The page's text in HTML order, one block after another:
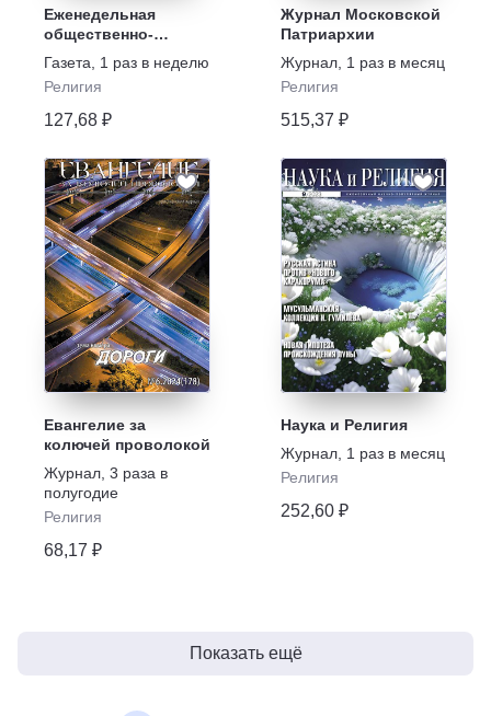
Еженедельная
общественно-
православная газета
"Фавор"
Газета
1 раз в неделю
Религия
127,68 ₽
Журнал Московской
Патриархии
Журнал 1 раз в месяц
Религия
515,37 ₽
Евангелие за
колючей проволокой
Журнал 3 раза в
полугодие
Религия
68,17 ₽
Наука и Религия
Журнал 1 раз в месяц
Религия
252,60 ₽
Показать ещё